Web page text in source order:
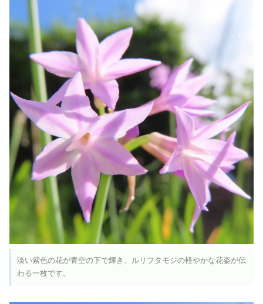
淡い紫色の花が青空の下で輝き、ルリフタモジの軽やかな花姿が伝
わる一枚です。